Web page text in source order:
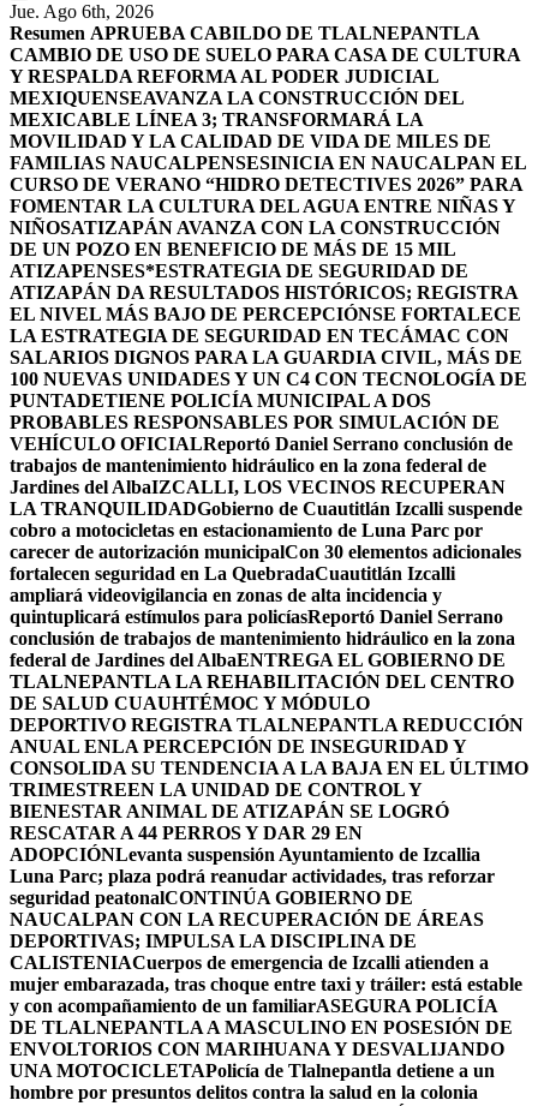
Jue. Ago 6th, 2026
Resumen APRUEBA CABILDO DE TLALNEPANTLA
CAMBIO DE USO DE SUELO PARA CASA DE CULTURA
Y RESPALDA REFORMA AL PODER JUDICIAL
MEXIQUENSEAVANZA LA CONSTRUCCIÓN DEL
MEXICABLE LÍNEA 3; TRANSFORMARÁ LA
MOVILIDAD Y LA CALIDAD DE VIDA DE MILES DE
FAMILIAS NAUCALPENSESINICIA EN NAUCALPAN EL
CURSO DE VERANO “HIDRO DETECTIVES 2026” PARA
FOMENTAR LA CULTURA DEL AGUA ENTRE NIÑAS Y
NIÑOSATIZAPÁN AVANZA CON LA CONSTRUCCIÓN
DE UN POZO EN BENEFICIO DE MÁS DE 15 MIL
ATIZAPENSES*ESTRATEGIA DE SEGURIDAD DE
ATIZAPÁN DA RESULTADOS HISTÓRICOS; REGISTRA
EL NIVEL MÁS BAJO DE PERCEPCIÓNSE FORTALECE
LA ESTRATEGIA DE SEGURIDAD EN TECÁMAC CON
SALARIOS DIGNOS PARA LA GUARDIA CIVIL, MÁS DE
100 NUEVAS UNIDADES Y UN C4 CON TECNOLOGÍA DE
PUNTADETIENE POLICÍA MUNICIPAL A DOS
PROBABLES RESPONSABLES POR SIMULACIÓN DE
VEHÍCULO OFICIALReportó Daniel Serrano conclusión de
trabajos de mantenimiento hidráulico en la zona federal de
Jardines del AlbaIZCALLI, LOS VECINOS RECUPERAN
LA TRANQUILIDADGobierno de Cuautitlán Izcalli suspende
cobro a motocicletas en estacionamiento de Luna Parc por
carecer de autorización municipalCon 30 elementos adicionales
fortalecen seguridad en La QuebradaCuautitlán Izcalli
ampliará videovigilancia en zonas de alta incidencia y
quintuplicará estímulos para policíasReportó Daniel Serrano
conclusión de trabajos de mantenimiento hidráulico en la zona
federal de Jardines del AlbaENTREGA EL GOBIERNO DE
TLALNEPANTLA LA REHABILITACIÓN DEL CENTRO
DE SALUD CUAUHTÉMOC Y MÓDULO
DEPORTIVO REGISTRA TLALNEPANTLA REDUCCIÓN
ANUAL ENLA PERCEPCIÓN DE INSEGURIDAD Y
CONSOLIDA SU TENDENCIA A LA BAJA EN EL ÚLTIMO
TRIMESTREEN LA UNIDAD DE CONTROL Y
BIENESTAR ANIMAL DE ATIZAPÁN SE LOGRÓ
RESCATAR A 44 PERROS Y DAR 29 EN
ADOPCIÓNLevanta suspensión Ayuntamiento de Izcallia
Luna Parc; plaza podrá reanudar actividades, tras reforzar
seguridad peatonalCONTINÚA GOBIERNO DE
NAUCALPAN CON LA RECUPERACIÓN DE ÁREAS
DEPORTIVAS; IMPULSA LA DISCIPLINA DE
CALISTENIACuerpos de emergencia de Izcalli atienden a
mujer embarazada, tras choque entre taxi y tráiler: está estable
y con acompañamiento de un familiarASEGURA POLICÍA
DE TLALNEPANTLA A MASCULINO EN POSESIÓN DE
ENVOLTORIOS CON MARIHUANA Y DESVALIJANDO
UNA MOTOCICLETAPolicía de Tlalnepantla detiene a un
hombre por presuntos delitos contra la salud en la colonia